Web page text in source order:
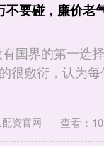
要碰，廉价老
国界的第一选
很敷衍，认为每
资官网 查看：